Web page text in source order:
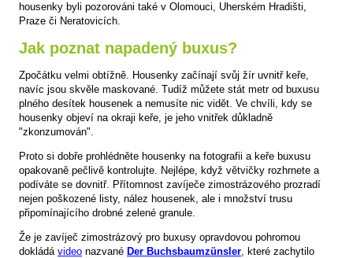
housenky byli pozorováni také v Olomouci, Uherském Hradišti,
Praze či Neratovicích.
Jak poznat napadený buxus?
Zpočátku velmi obtížně. Housenky začínají svůj žír uvnitř keře,
navíc jsou skvěle maskované. Tudíž můžete stát metr od buxusu
plného desítek housenek a nemusíte nic vidět. Ve chvíli, kdy se
housenky objeví na okraji keře, je jeho vnitřek důkladně
"zkonzumován".
Proto si dobře prohlédněte housenky na fotografii a keře buxusu
opakovaně pečlivě kontrolujte. Nejlépe, když větvičky rozhrnete a
podíváte se dovnitř. Přítomnost zavíječe zimostrázového prozradí
nejen poškozené listy, nález housenek, ale i množství trusu
připomínajícího drobné zelené granule.
Že je zavíječ zimostrázový pro buxusy opravdovou pohromou
dokládá video nazvané Der Buchsbaumzünsler , které zachytilo